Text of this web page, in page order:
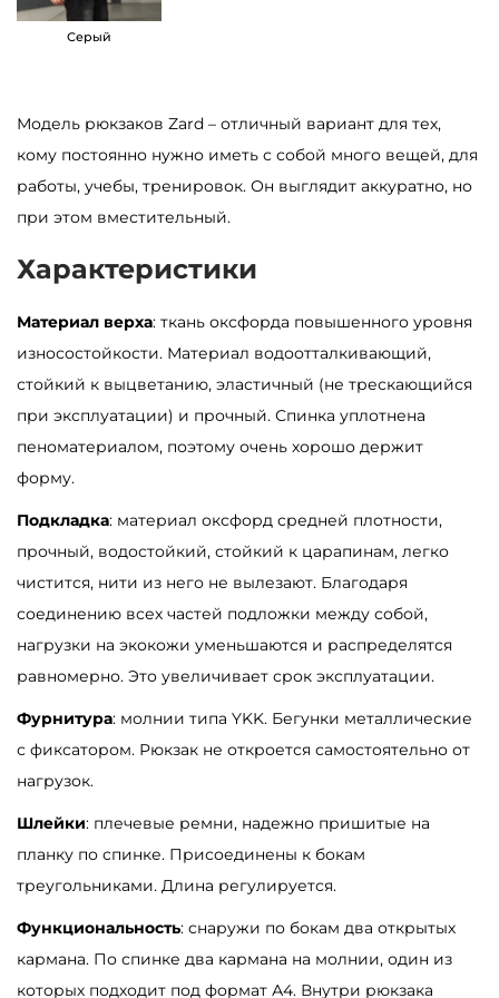
S
b
a
g
Z
r
и
н
т
б
е
л
ы
й
с
ч
н
м
Серый
Модель рюкзаков Zard – отличный вариант для тех,
кому постоянно нужно иметь с собой много вещей, для
работы, учебы, тренировок. Он выглядит аккуратно, но
при этом вместительный.
Характеристики
Материал верха: ткань оксфорда повышенного уровня
износостойкости. Материал водоотталкивающий,
стойкий к выцветанию, эластичный (не трескающийся
при эксплуатации) и прочный. Спинка уплотнена
пеноматериалом, поэтому очень хорошо держит
форму.
Подкладка: материал оксфорд средней плотности,
прочный, водостойкий, стойкий к царапинам, легко
чистится, нити из него не вылезают. Благодаря
соединению всех частей подложки между собой,
нагрузки на экокожи уменьшаются и распределятся
равномерно. Это увеличивает срок эксплуатации.
Фурнитура: молнии типа YKK. Бегунки металлические
с фиксатором. Рюкзак не откроется самостоятельно от
нагрузок.
Шлейки: плечевые ремни, надежно пришитые на
планку по спинке. Присоединены к бокам
треугольниками. Длина регулируется.
Функциональность: снаружи по бокам два открытых
кармана. По спинке два кармана на молнии, один из
которых подходит под формат А4. Внутри рюкзака